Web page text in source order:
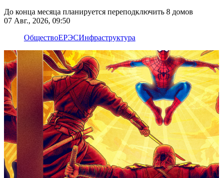
До конца месяца планируется переподключить 8 домов
07 Авг., 2026, 09:50
ОбществоЕРЭСИнфраструктура